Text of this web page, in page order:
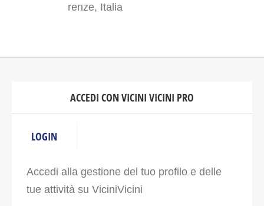
renze, Italia
ACCEDI CON VICINI VICINI PRO
LOGIN
Accedi alla gestione del tuo profilo e delle
tue attività su ViciniVicini